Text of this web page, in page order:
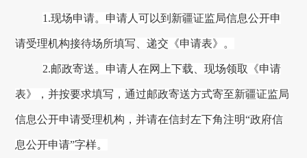
1.现场申请。申请人可以到 新疆证监局信息公开申
请受理机构接待场所填写、递交《申请表》。
2.邮政寄送。申请人在网上下载、现场领取《申请
表》，并按要求填写，通过邮政寄送方式寄至新疆证监局
信息公开申请受理机构，并请在信封左下角注明“政府信
息公开申请”字样。